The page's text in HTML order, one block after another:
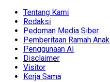
Tentang Kami
Redaksi
Pedoman Media Siber
Pemberitaan Ramah Anak
Penggunaan AI
Disclaimer
Visitor
Kerja Sama